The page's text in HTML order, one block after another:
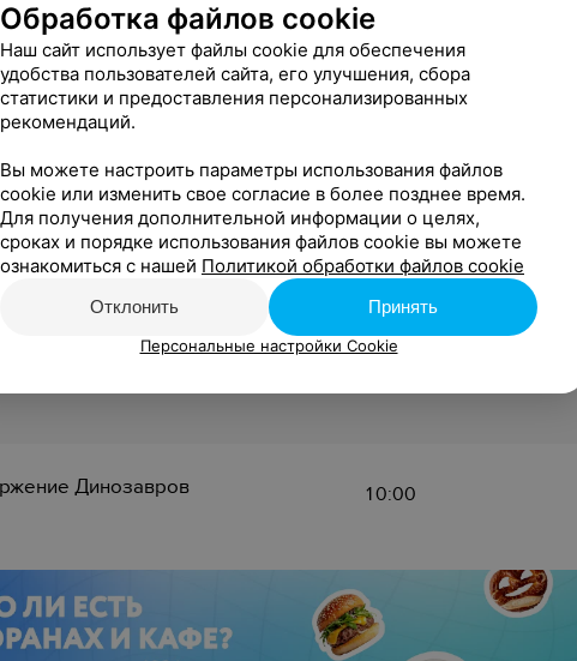
Динозавров 10:00
Динозавров 10:00
10:00
Динозавров 10:00
Обработка файлов cookie
Наш сайт использует файлы cookie для обеспечения
удобства пользователей сайта, его улучшения, сбора
статистики и предоставления персонализированных
рекомендаций.
Вы можете настроить параметры использования файлов
cookie или изменить свое согласие в более позднее время.
Для получения дополнительной информации о целях,
сроках и порядке использования файлов cookie вы можете
ознакомиться с нашей Политикой обработки файлов cookie
Отклонить Принять
Персональные настройки Cookie